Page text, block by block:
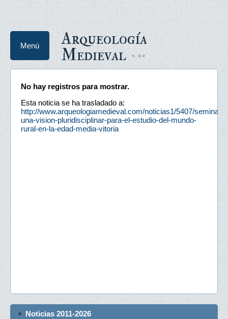
Arqueología
Medieval
Menú
No hay registros para mostrar.
Esta noticia se ha trasladado a:
http://www.arqueologiamedieval.com/noticias1/5407/
una-vision-pluridisciplinar-para-el-estudio-del-mundo-
rural-en-la-edad-media-vitoria
Noticias 2011-2026